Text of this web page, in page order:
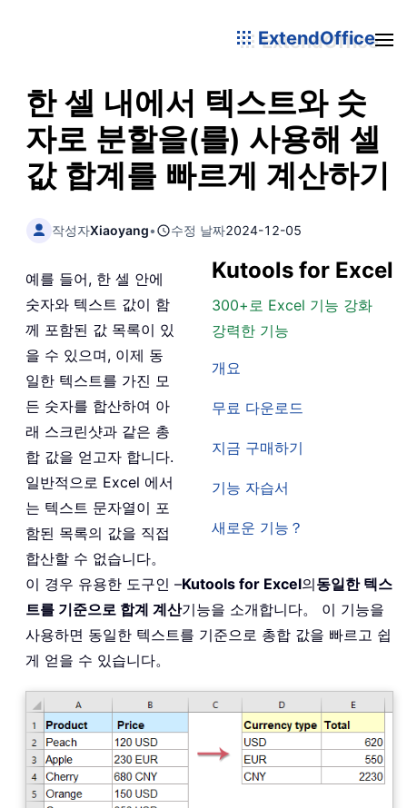
ExtendOffice
한 셀 내에서 텍스트와 숫
자로 분할을(를) 사용해 셀
값 합계를 빠르게 계산하기
작성자Xiaoyang• 수정 날짜2024-12-05
Kutools for Excel
300+로 Excel 기능 강화
강력한 기능
개요
무료 다운로드
지금 구매하기
기능 자습서
새로운 기능？
예를 들어, 한 셀 안에
숫자와 텍스트 값이 함
께 포함된 값 목록이 있
을 수 있으며, 이제 동
일한 텍스트를 가진 모
든 숫자를 합산하여 아
래 스크린샷과 같은 총
합 값을 얻고자 합니다.
일반적으로 Excel 에서
는 텍스트 문자열이 포
함된 목록의 값을 직접
합산할 수 없습니다。
이 경우 유용한 도구인 –Kutools for Excel의동일한 텍스
트를 기준으로 합계 계산기능을 소개합니다。 이 기능을
사용하면 동일한 텍스트를 기준으로 총합 값을 빠르고 쉽
게 얻을 수 있습니다。